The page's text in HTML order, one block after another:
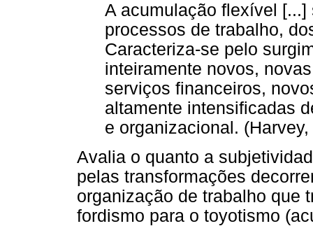
A acumulação flexível
processos de trabalho,
Caracteriza-se pelo
inteiramente novos,
serviços financeiros,
altamente intensificadas
e organizacional.
Avalia o quanto a
pelas transformações
organização de trabalho que
fordismo para o toyotismo